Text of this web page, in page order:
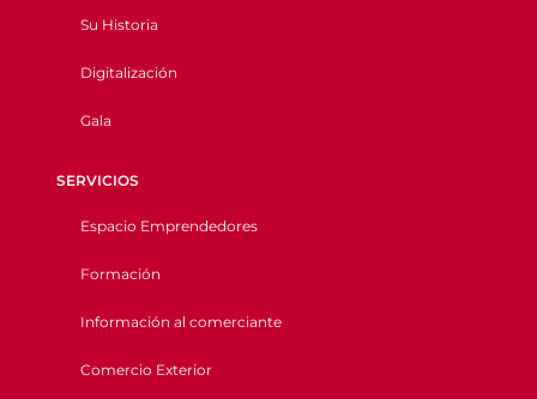
Su Historia
Digitalización
Gala
SERVICIOS
Espacio Emprendedores
Formación
Información al comerciante
Comercio Exterior